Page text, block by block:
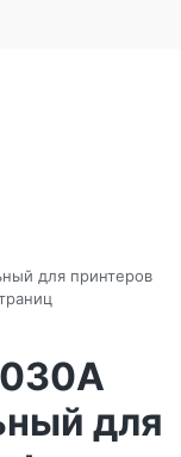
для принтеров
для